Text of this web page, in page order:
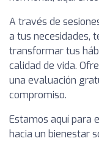
A través de
a tus necesidades,
transformar tus
calidad de vida.
una evaluación
compromiso.
Estamos aquí para
hacia un bienestar